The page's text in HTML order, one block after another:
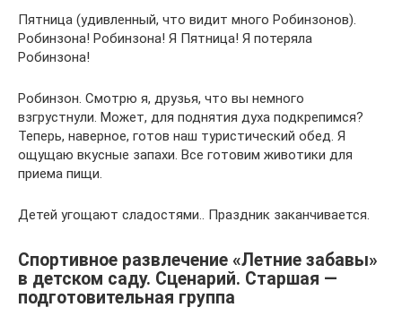
Пятница (удивленный, что видит много Робинзонов).
Робинзона! Робинзона! Я Пятница! Я потеряла
Робинзона!
Робинзон. Смотрю я, друзья, что вы немного
взгрустнули. Может, для поднятия духа подкрепимся?
Теперь, наверное, готов наш туристический обед. Я
ощущаю вкусные запахи. Все готовим животики для
приема пищи.
Детей угощают сладостями.. Праздник заканчивается.
Спортивное развлечение «Летние забавы»
в детском саду. Сценарий. Старшая —
подготовительная группа